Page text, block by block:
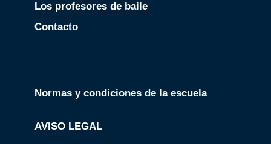
Los profesores de baile
Contacto
Normas y condiciones de la escuela
AVISO LEGAL